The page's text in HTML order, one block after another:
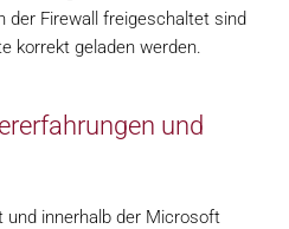
der Firewall freigeschaltet sind
korrekt geladen werden.
und
und innerhalb der Microsoft